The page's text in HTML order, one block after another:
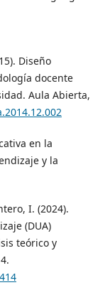
Diseño
docente
Aula Abierta,
en la
y la
I. (2024).
(DUA)
teórico y